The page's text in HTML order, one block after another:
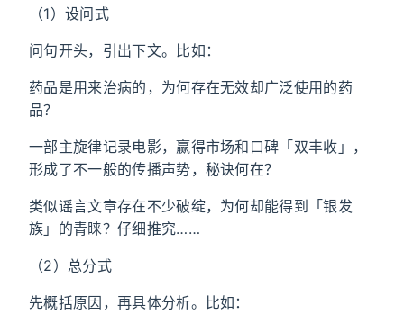
（1）设问式
问句开头，引出下文。比如：
药品是用来治病的，为何存在无效却广泛使用的药
品？
一部主旋律记录电影，赢得市场和口碑「双丰收」，
形成了不一般的传播声势，秘诀何在？
类似谣言文章存在不少破绽，为何却能得到「银发
族」的青睐？仔细推究……
（2）总分式
先概括原因，再具体分析。比如：